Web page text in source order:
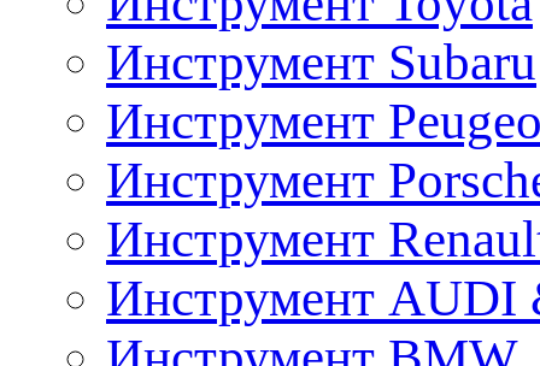
Инструмент Subaru
Инструмент
Инструмент
Инструмент
Инструмент AUDI